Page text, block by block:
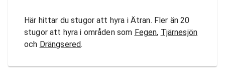
Här hittar du stugor att hyra i Ätran. Fler än 20
stugor att hyra i områden som Fegen, Tjärnesjön
och Drängsered.